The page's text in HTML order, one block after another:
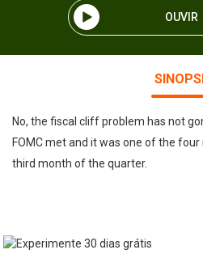
OUVIR
No, the fiscal cliff problem has not
FOMC met and it was one of the
third month of the quarter.